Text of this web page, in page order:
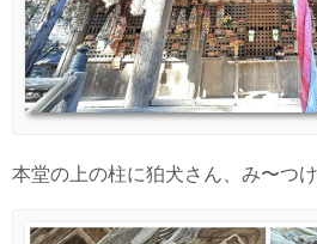
本堂の上の柱に狛犬さん、み〜つ